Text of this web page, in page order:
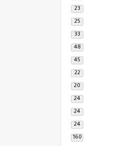
23
25
33
48
45
22
20
24
24
24
160